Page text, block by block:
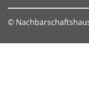
©